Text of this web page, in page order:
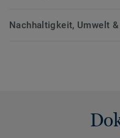
Nachhaltigkeit, Umwelt